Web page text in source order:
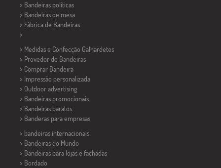
> Bandeiras políticas
> Bandeiras de mesa
> Fábrica de Bandeiras
>
> Medidas e Confecção Galhardetes
> Provedor de Bandeiras
> Comprar Bandeira
> Impressão personalizada
> Outdoor advertising
> Bandeiras promocionais
> Bandeiras baratos
> Banderas para empresas
> bandeiras internacionais
> Bandeiras do Mundo
> Bandeiras para lojas e fachadas
> Bordado